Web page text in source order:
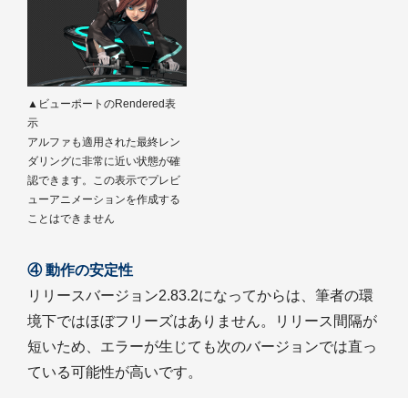
▲ビューポートのRendered表
示
アルファも適用された最終レン
ダリングに非常に近い状態が確
認できます。この表示でプレビ
ューアニメーションを作成する
ことはできません
④ 動作の安定性
リリースバージョン2.83.2になってからは、筆者の環
境下ではほぼフリーズはありません。リリース間隔が
短いため、エラーが生じても次のバージョンでは直っ
ている可能性が高いです。